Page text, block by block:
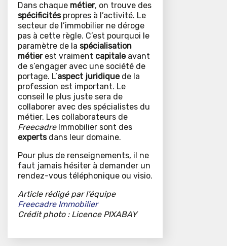
Dans chaque métier, on trouve des
spécificitéspropres à l’activité. Le
secteur de l’immobilier ne déroge
pas à cette règle. C’est pourquoi le
paramètre de la spécialisation
métierest vraiment capitaleavant
de s’engager avec une société de
portage. L’aspect juridique de la
profession est important. Le
conseil le plus juste sera de
collaborer avec des spécialistes du
métier. Les collaborateurs de
Freecadre Immobilier sont des
expertsdans leur domaine.
Pour plus de renseignements, il ne
faut jamais hésiter à demander un
rendez-vous téléphonique ou visio.
Article rédigé par l’équipe
Freecadre Immobilier
Crédit photo : Licence PIXABAY